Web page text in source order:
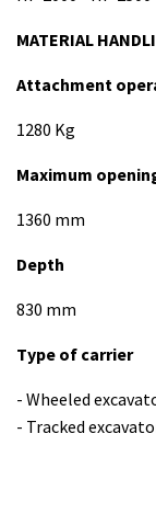
MATERIAL
Attachment
1280 Kg
Maximum
1360 mm
Depth
830 mm
Type of carrier
- Wheeled
- Tracked